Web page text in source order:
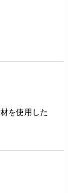
を使用した